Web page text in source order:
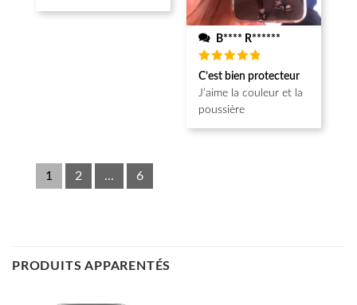
B**** R******
Note5
sur 5
C’est bien protecteur
J’aime la couleur et la
poussière
1 2 ... 6
PRODUITS APPARENTÉS